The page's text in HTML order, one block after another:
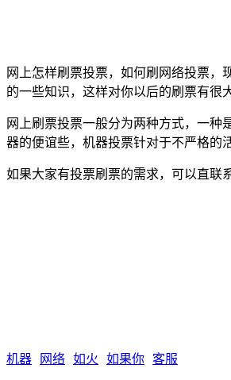
网上怎样刷票投票，如何刷网络投票
的一些知识，这样对你以后的刷票有很
网上刷票投票一般分为两种方式，一
器的便谊些，机器投票针对于不严格的
如果大家有投票刷票的需求，可以直联
机器 网络 如火 如果你 客服